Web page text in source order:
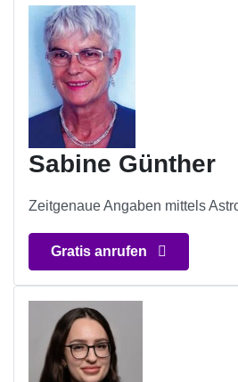
Sabine Günther
Zeitgenaue Angaben mittels
Gratis anrufen